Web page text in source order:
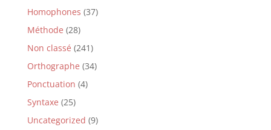
Homophones (37)
Méthode (28)
Non classé (241)
Orthographe (34)
Ponctuation (4)
Syntaxe (25)
Uncategorized (9)